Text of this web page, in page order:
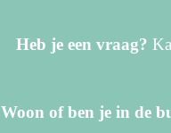
Heb je een vraag?
Woon of ben je in de